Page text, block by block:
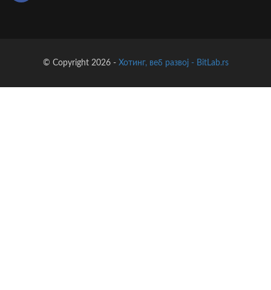
© Copyright 2026 - Хотинг, веб развој - BitLab.rs